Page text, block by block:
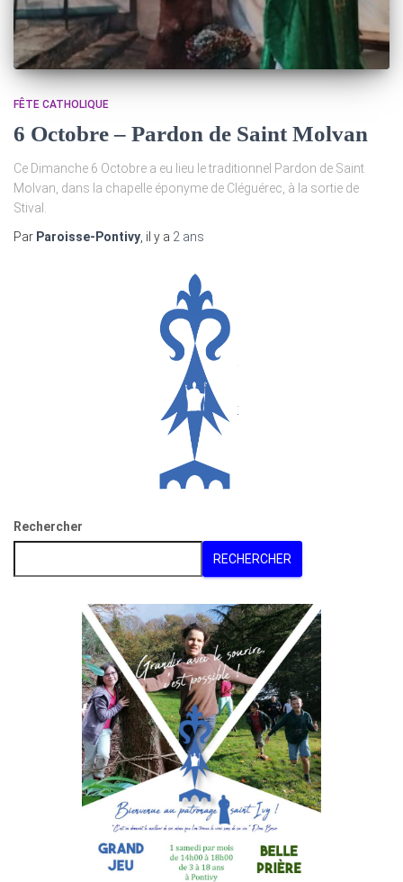
FÊTE CATHOLIQUE
6 Octobre – Pardon de Saint Molvan
Ce Dimanche 6 Octobre a eu lieu le traditionnel Pardon de Saint
Molvan, dans la chapelle éponyme de Cléguérec, à la sortie de
Stival.
Par Paroisse-Pontivy , il y a 2 ans
Rechercher
RECHERCHER